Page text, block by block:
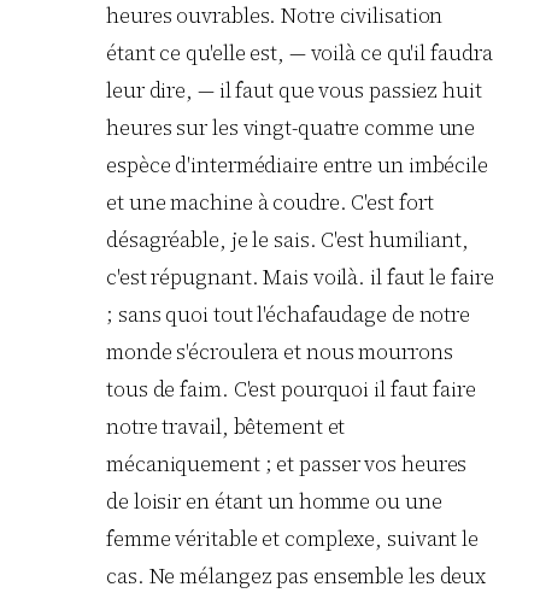
heures ouvrables. Notre civilisation
étant ce qu'elle est, — voilà ce qu'il faudra
leur dire, — il faut que vous passiez huit
heures sur les vingt-quatre comme une
espèce d'intermédiaire entre un imbécile
et une machine à coudre. C'est fort
désagréable, je le sais. C'est humiliant,
c'est répugnant. Mais voilà. il faut le faire
; sans quoi tout l'échafaudage de notre
monde s'écroulera et nous mourrons
tous de faim. C'est pourquoi il faut faire
notre travail, bêtement et
mécaniquement ; et passer vos heures
de loisir en étant un homme ou une
femme véritable et complexe, suivant le
cas. Ne mélangez pas ensemble les deux